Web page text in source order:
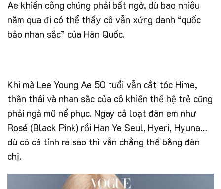
Ae khiến công chúng phải bất ngờ, dù bao nhiêu
năm qua đi có thể thấy cô vẫn xứng danh “quốc
bảo nhan sắc” của Hàn Quốc.
Khi mà Lee Young Ae 50 tuổi vẫn cắt tóc Hime,
thần thái và nhan sắc của cô khiến thế hệ trẻ cũng
phải ngả mũ nể phục. Ngay cả loạt đàn em như
Rosé (Black Pink) rồi Han Ye Seul, Hyeri, Hyuna…
dù có cá tính ra sao thì vẫn chẳng thể bằng đàn
chị.